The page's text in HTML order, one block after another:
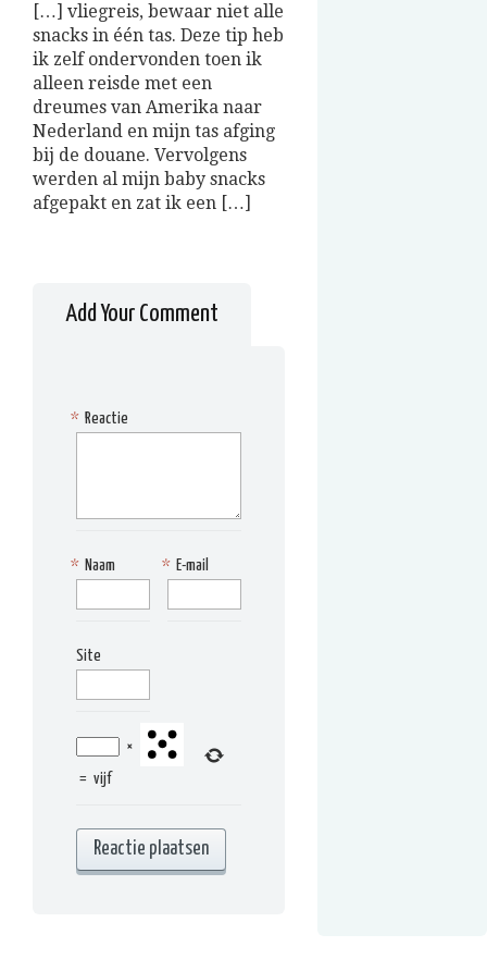
[…] vliegreis, bewaar niet alle
snacks in één tas. Deze tip heb
ik zelf ondervonden toen ik
alleen reisde met een
dreumes van Amerika naar
Nederland en mijn tas afging
bij de douane. Vervolgens
werden al mijn baby snacks
afgepakt en zat ik een […]
Add Your Comment
Reactie
*
Naam
* E-mail
*
Site
×
= vijf